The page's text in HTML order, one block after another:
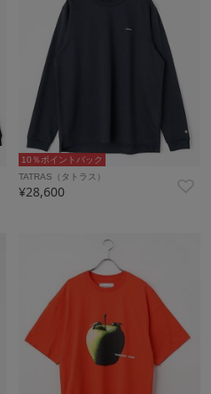
10％ポイントバック
TATRAS（タトラス）
¥28,600